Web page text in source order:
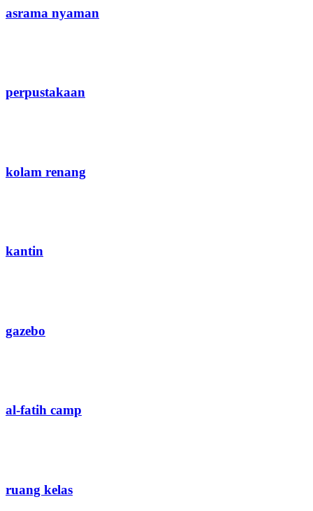
asrama nyaman
perpustakaan
kolam renang
kantin
gazebo
al-fatih camp
ruang kelas